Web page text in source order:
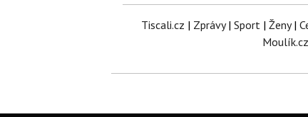
Tiscali.cz | Zprávy| Sport| Ženy|
Moulík.cz